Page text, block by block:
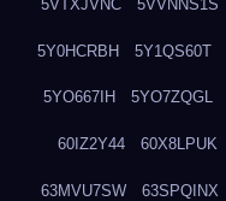
5VTXJVNC 5VVNNS1S
5Y0HCRBH 5Y1QS60T
5YO667IH 5YO7ZQGL
60IZ2Y44 60X8LPUK
63MVU7SW 63SPQINX